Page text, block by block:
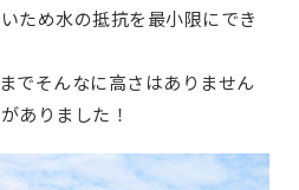
ため水の抵抗を最小限にでき
でそんなに高さはありません
ありました！